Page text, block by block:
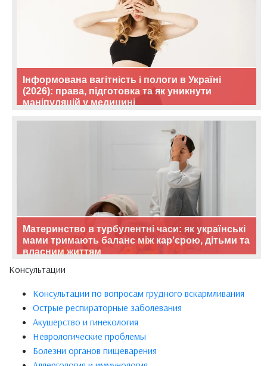
Інформована вагітність і пологи в Україні
(2026): права, підготовка та як уникнути
маніпуляцій у медицині
Материнство в турбулентні часи: як українські
мами тримають баланс між кар’єрою, дітьми та
власним життям
Консультации
Консультации по вопросам грудного вскармливания
Острые респираторные заболевания
Акушерство и гинекология
Неврологические проблемы
Болезни органов пищеварения